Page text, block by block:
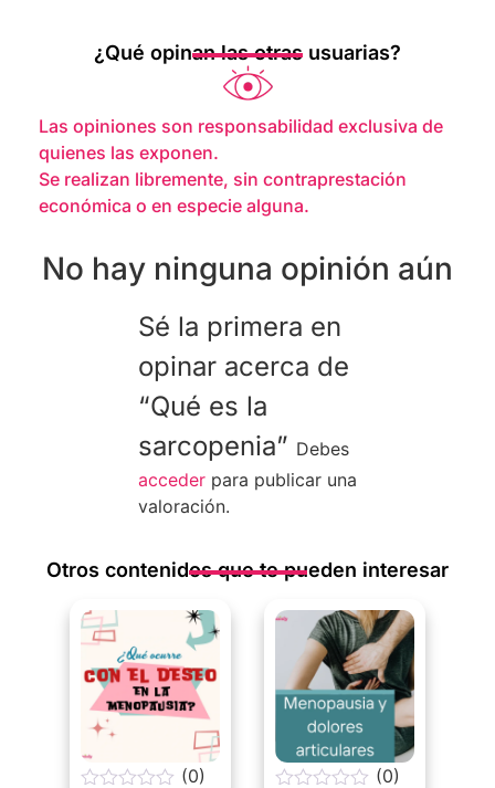
¿Qué opinan las otras usuarias?
Las opiniones son responsabilidad exclusiva de
quienes las exponen.
Se realizan libremente, sin contraprestación
económica o en especie alguna.
No hay ninguna opinión aún
Sé la primera en
opinar acerca de
“Qué es la
sarcopenia” Debes
accederpara publicar una
valoración.
Otros contenidos que te pueden interesar
(0) (0)